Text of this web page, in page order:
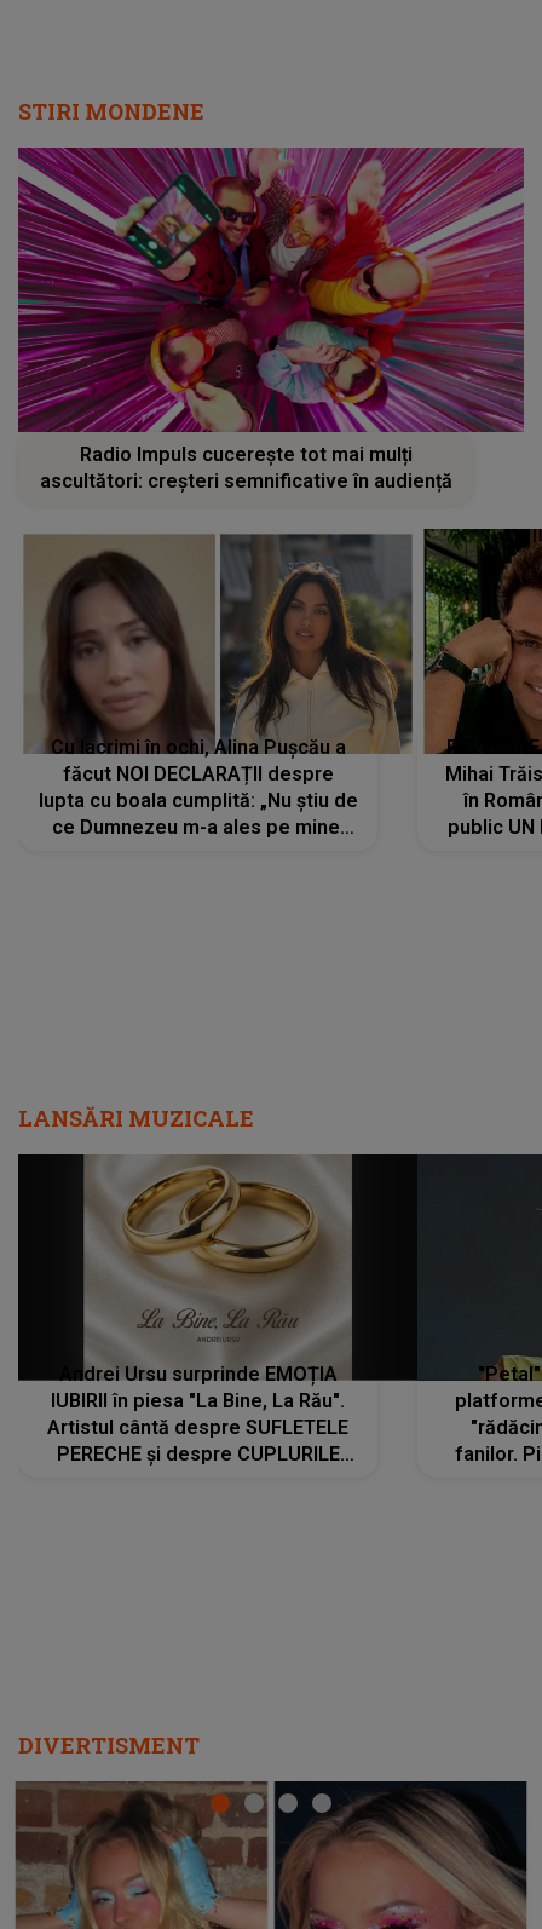
STIRI MONDENE
Radio Impuls cucerește tot mai mulți
ascultători: creșteri semnificative în audiență
Cu lacrimi în ochi, Alina Pușcău a
făcut NOI DECLARAȚII despre
lupta cu boala cumplită: „Nu știu de
ce Dumnezeu m-a ales pe mine.
Mihai
în
public UN
LANSĂRI MUZICALE
Andrei Ursu surprinde EMOȚIA
IUBIRII în piesa "La Bine, La Rău".
Artistul cântă despre SUFLETELE
PERECHE și despre CUPLURILE
fanilor.
DIVERTISMENT